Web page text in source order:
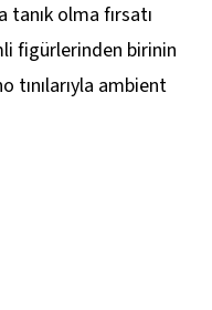
tanık olma fırsatı
figürlerinden birinin
tınılarıyla ambient